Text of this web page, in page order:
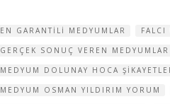
EN GARANTILI MEDYUMLAR FALCI
GERÇEK SONUÇ VEREN MEDYUMLAR
MEDYUM DOLUNAY HOCA
MEDYUM OSMAN YILDIRIM YORUM